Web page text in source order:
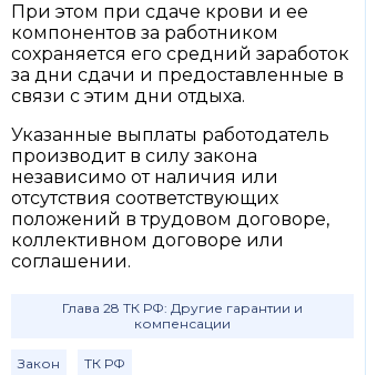
При этом при сдаче крови и ее
компонентов за работником
сохраняется его средний заработок
за дни сдачи и предоставленные в
связи с этим дни отдыха.
Указанные выплаты работодатель
производит в силу закона
независимо от наличия или
отсутствия соответствующих
положений в трудовом договоре,
коллективном договоре или
соглашении.
Глава 28 ТК РФ: Другие гарантии и
компенсации
Закон ТК РФ